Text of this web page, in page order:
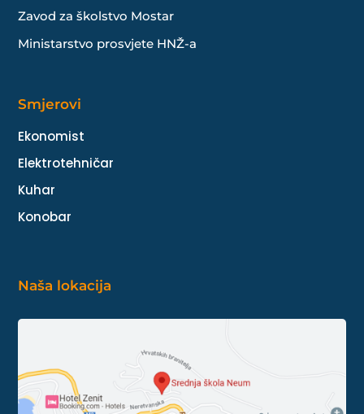
Zavod za školstvo Mostar
Ministarstvo prosvjete HNŽ-a
Smjerovi
Ekonomist
Elektrotehničar
Kuhar
Konobar
Naša lokacija